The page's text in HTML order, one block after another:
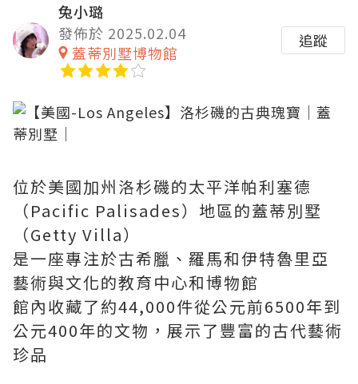
兔小璐
發佈於 2025.02.04
蓋蒂別墅博物館
追蹤
位於美國加州洛杉磯的太平洋帕利塞德
（Pacific Palisades）地區的蓋蒂別墅
（Getty Villa）
是一座專注於古希臘、羅馬和伊特魯里亞
藝術與文化的教育中心和博物館
館內收藏了約44,000件從公元前6500年到
公元400年的文物，展示了豐富的古代藝術
珍品